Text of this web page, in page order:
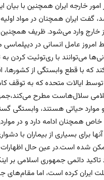
خارجه ایران همچنین با بیان
گفت ایران همچنان در مواد
از خارج وارد می‌شود. ظریف
امروز عامل انسانی در
می‌توانند با ری‌توئیت
که با قطع وابستگی از
ایالات متحده که به توقف
سلال‌هاست مطرح
حیاتی هستند، وابستگی
خاص همچنان ادامه دارد و در
برای بسیاری از بیماران با
شده است.در عین حال
دائمی جمهوری اسلامی بر
ایران کرده است، اما مقام‌های